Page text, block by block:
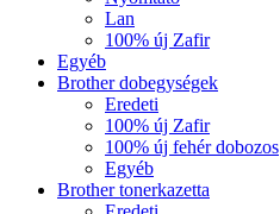
Lan
100% új Zafir
Egyéb
Brother dobegységek
Eredeti
100% új Zafir
100% új fehér dobozos
Egyéb
Brother tonerkazetta